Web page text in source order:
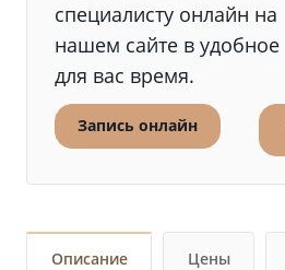
специалисту онлайн на
нашем сайте в удобное
для вас время.
Запись онлайн
Описание Цены